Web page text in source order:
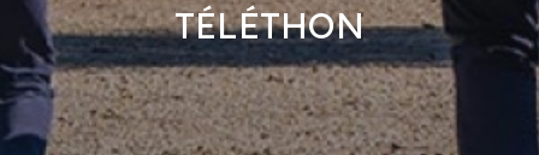
TÉLÉTHON